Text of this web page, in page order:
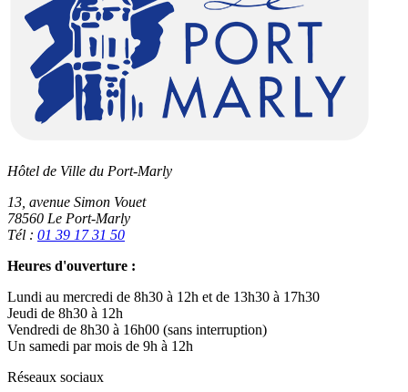
Hôtel de Ville du Port-Marly
13, avenue Simon Vouet
78560 Le Port-Marly
Tél : 01 39 17 31 50
Heures d'ouverture :
Lundi au mercredi de 8h30 à 12h et de 13h30 à 17h30
Jeudi de 8h30 à 12h
Vendredi de 8h30 à 16h00 (sans interruption)
Un samedi par mois de 9h à 12h
Réseaux sociaux